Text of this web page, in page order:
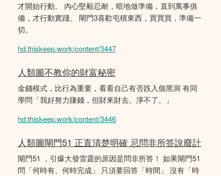
才開始行動。 內心堅毅忍耐，暗地做準備，直到萬事俱
備，才行動實踐。 閘門3喜歡屯積東西，買買買，準備一
切。
hd.thiskeep.work/content/3447
人類圖不教你的財富秘密
金錢模式，比行為重要，看看自己有否跌入個黑洞 有同
學問「我好努力賺錢，但財來財去。淨不了。」
hd.thiskeep.work/content/3446
人類圖閘門51 正直清楚明確 忌問非所答說廢計
閘門51 ，引爆大發雷霆的原因是問非所答！ 如果閘門51
問「何時有、何時完成」 只須要回答「時間」 沒有「時